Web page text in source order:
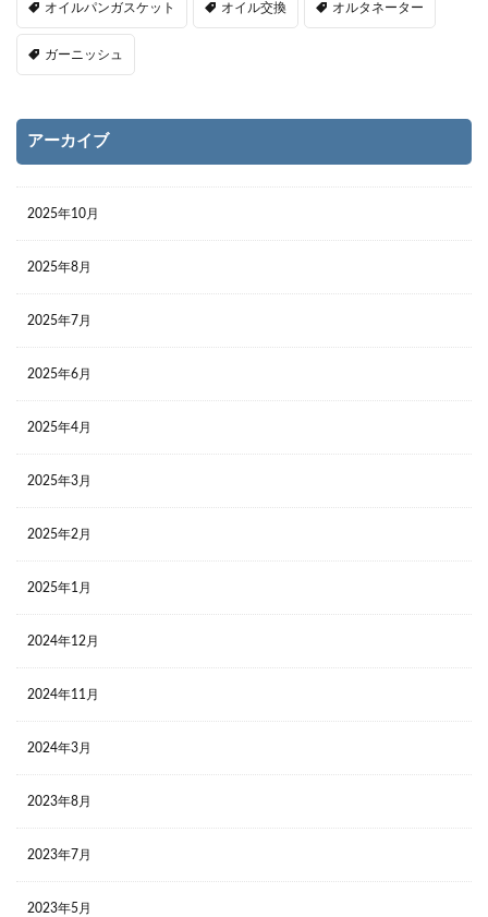
オイルパンガスケット オイル交換 オルタネーター
ガーニッシュ
アーカイブ
2025年10月
2025年8月
2025年7月
2025年6月
2025年4月
2025年3月
2025年2月
2025年1月
2024年12月
2024年11月
2024年3月
2023年8月
2023年7月
2023年5月